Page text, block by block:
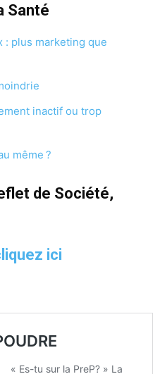
Santé
: plus marketing que
inactif ou trop
même ?
de Société,
ici